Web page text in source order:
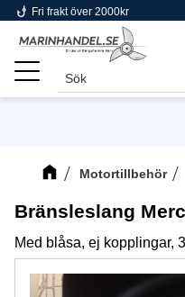
Meny
phishing Fri frakt över 2000kr
Motortillbehör
Bränsleslang
Med blåsa, ej kopplingar,